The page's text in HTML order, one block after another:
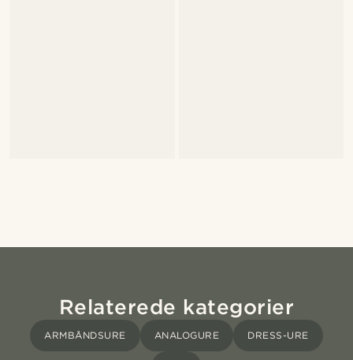
Relaterede kategorier
ARMBÅNDSURE ANALOGURE DRESS-URE